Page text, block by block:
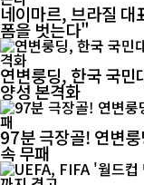
네이마르, 브라질
폼을 벗는다"
연변룽딩, 한국 국
양성 본격화
97분 극장골! 연변
속 무패